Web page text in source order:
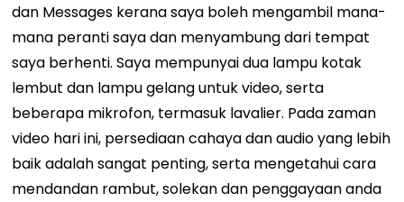
dan Messages kerana saya boleh mengambil mana-
mana peranti saya dan menyambung dari tempat
saya berhenti. Saya mempunyai dua lampu kotak
lembut dan lampu gelang untuk video, serta
beberapa mikrofon, termasuk lavalier. Pada zaman
video hari ini, persediaan cahaya dan audio yang lebih
baik adalah sangat penting, serta mengetahui cara
mendandan rambut, solekan dan penggayaan anda